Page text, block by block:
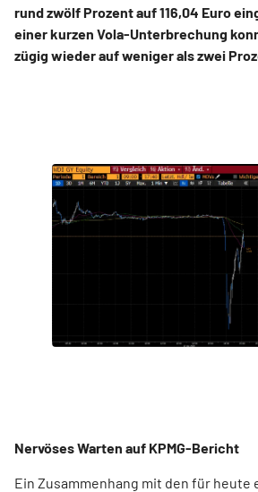
rund zwölf Prozent auf 116,04 Euro
einer kurzen Vola-Unterbrechung
zügig wieder auf weniger als zwei
Nervöses Warten auf KPMG-Bericht
Ein Zusammenhang mit den für heute